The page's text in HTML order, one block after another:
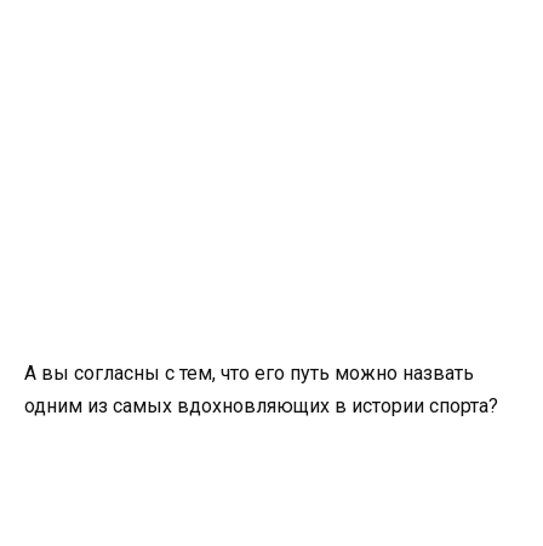
А вы согласны с тем, что его путь можно назвать
одним из самых вдохновляющих в истории спорта?